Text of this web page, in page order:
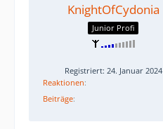
KnightOfCydonia
Junior Profi
Registriert: 24. Januar 2024
Reaktionen
Beiträge